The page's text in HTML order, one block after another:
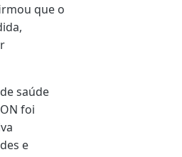
que o
saúde
foi
e